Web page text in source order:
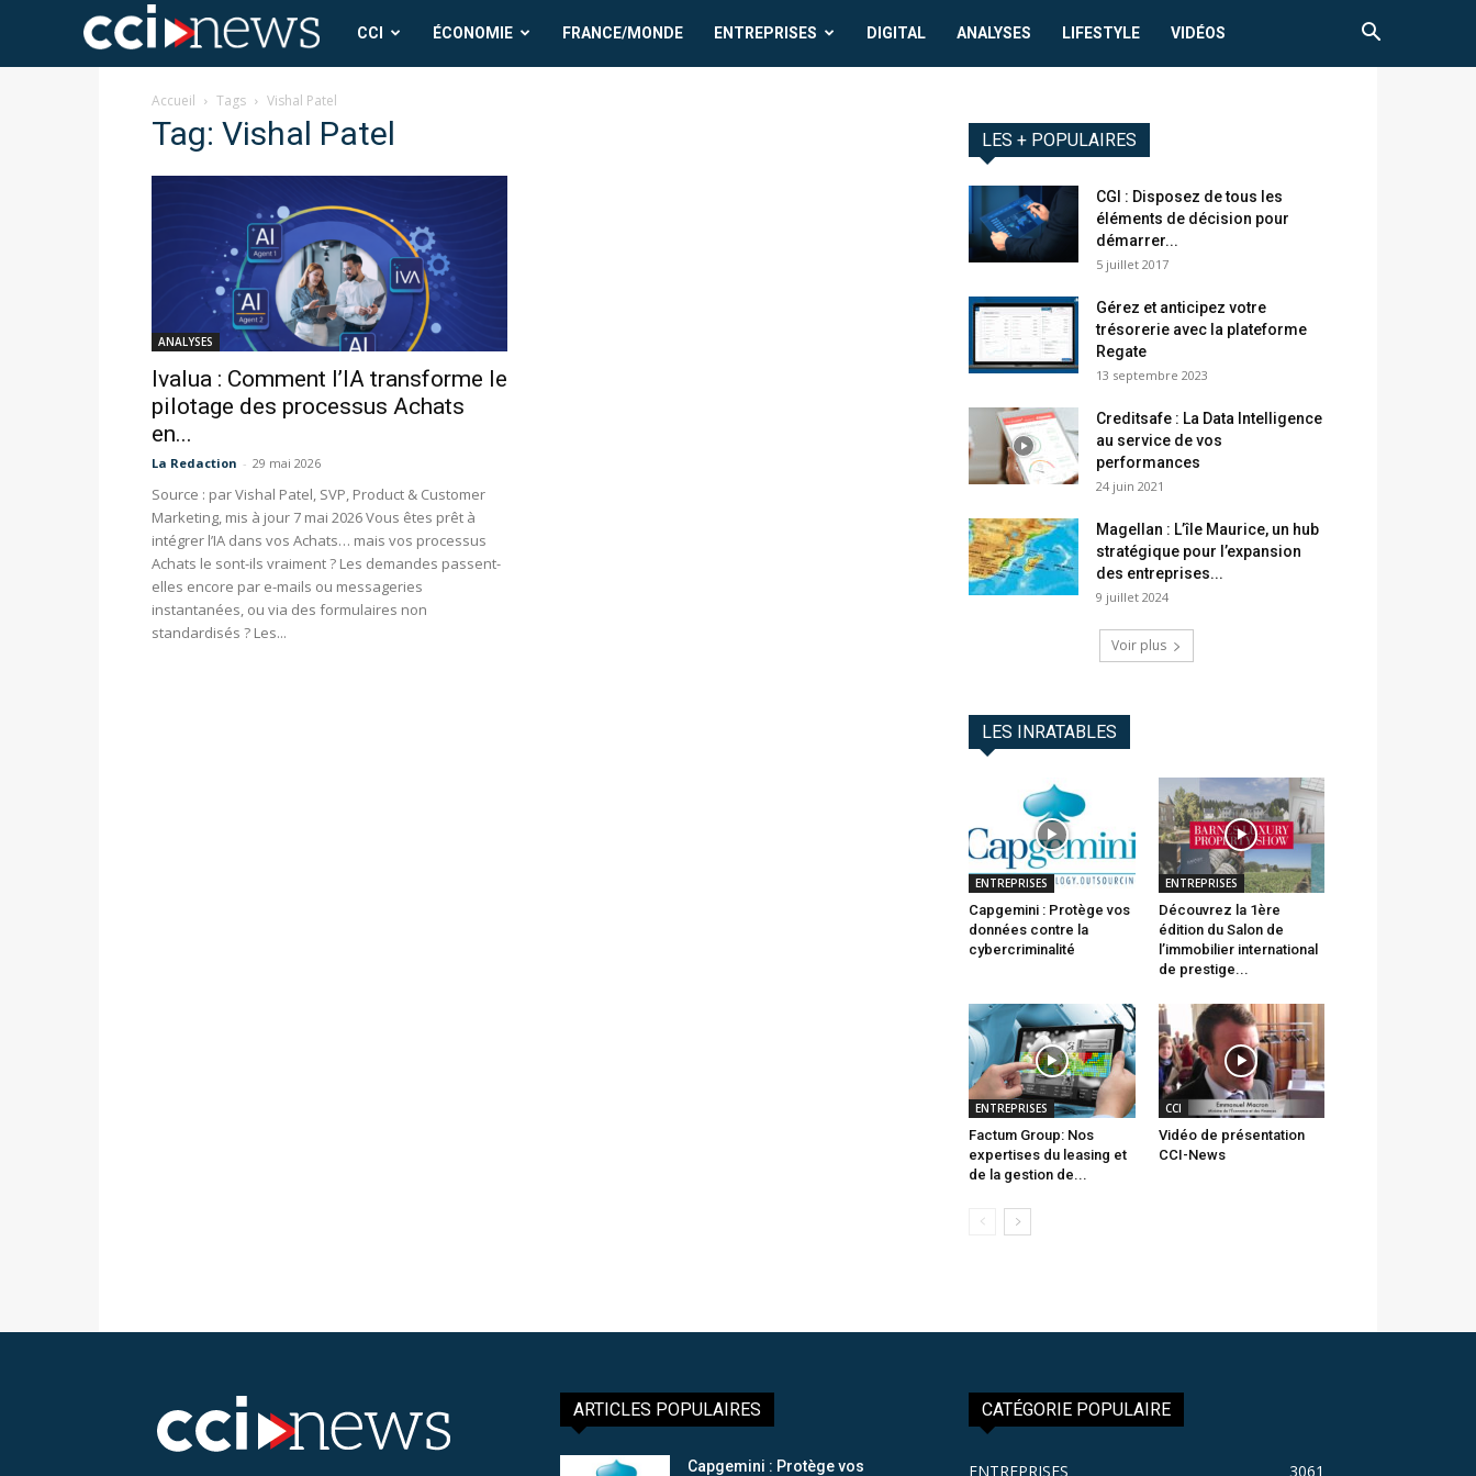
CCICCI ÉCONOMIE FRANCE/MONDE ENTREPRISES DIGITAL ANALYSES LIFESTYLE VIDÉOS
Accueil Tags Vishal Patel
Tag: Vishal Patel
ANALYSES
Ivalua : Comment l’IA transforme le
pilotage des processus Achats
en...
La Redaction - 29 mai 2026
Source : par Vishal Patel, SVP, Product & Customer
Marketing, mis à jour 7 mai 2026 Vous êtes prêt à
intégrer l’IA dans vos Achats… mais vos processus
Achats le sont-ils vraiment ? Les demandes passent-
elles encore par e-mails ou messageries
instantanées, ou via des formulaires non
standardisés ? Les...
LES + POPULAIRES
CGI : Disposez de tous les
éléments de décision pour
démarrer...
5 juillet 2017
Gérez et anticipez votre
trésorerie avec la plateforme
Regate
13 septembre 2023
Creditsafe : La Data Intelligence
au service de vos
performances
24 juin 2021
Magellan : L’île Maurice, un hub
stratégique pour l’expansion
des entreprises...
9 juillet 2024
Voir plus
LES INRATABLES
ENTREPRISES
Capgemini : Protège vos
données contre la
cybercriminalité
ENTREPRISES
Découvrez la 1ère
édition du Salon de
l’immobilier international
de prestige...
ENTREPRISES
Factum Group: Nos
expertises du leasing et
de la gestion de...
CCI
Vidéo de présentation
CCI-News
ARTICLES POPULAIRES
Capgemini : Protège vos
CATÉGORIE POPULAIRE
ENTREPRISES 3061